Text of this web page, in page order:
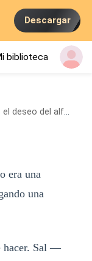
Descargar
biblioteca
del alfa Eros.
era una
una
hacer. Sal —